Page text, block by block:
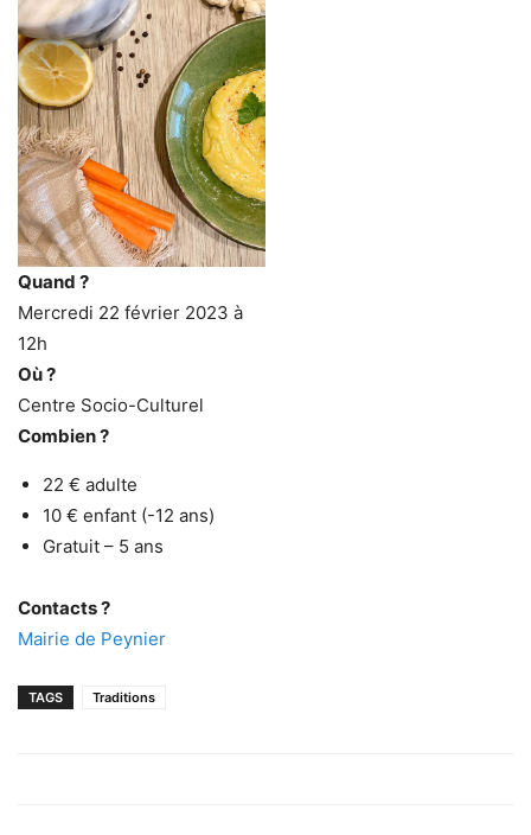
Quand ?
Mercredi 22 février 2023 à
12h
Où ?
Centre Socio-Culturel
Combien ?
22 € adulte
10 € enfant (-12 ans)
Gratuit – 5 ans
Contacts ?
Mairie de Peynier
TAGS Traditions